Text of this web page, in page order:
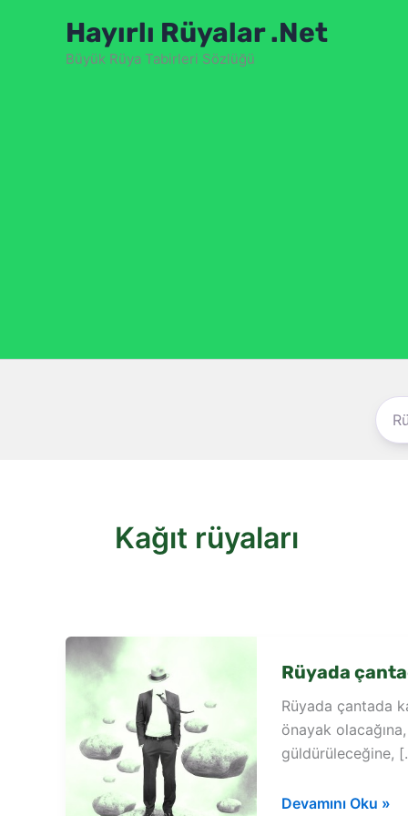
Hayırlı Rüyalar .Net
Büyük Rüya Tabirleri Sözlüğü
Kağıt rüyaları
Rüyada
Rüyada çantada
önayak
güldürüleceğine,
Rüyada
Devamını Oku »